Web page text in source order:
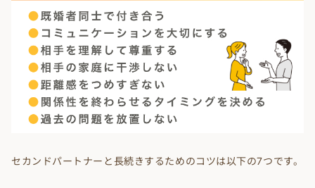
セカンドパートナーと長続きするためのコツは以下の7つです。